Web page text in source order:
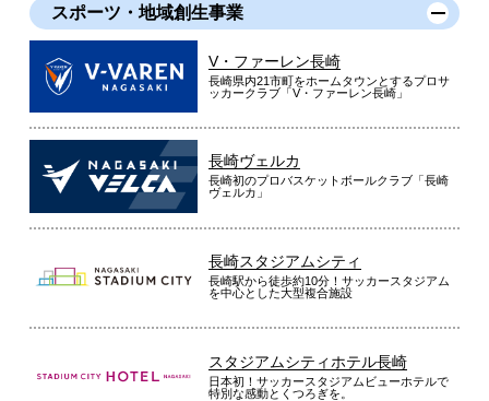
スポーツ・地域創生事業
V・ファーレン長崎
長崎県内21市町をホームタウンとするプロサ
ッカークラブ「V・ファーレン長崎」
長崎ヴェルカ
長崎初のプロバスケットボールクラブ「長崎
ヴェルカ」
長崎スタジアムシティ
長崎駅から徒歩約10分！サッカースタジアム
を中心とした大型複合施設
スタジアムシティホテル長崎
日本初！サッカースタジアムビューホテルで
特別な感動とくつろぎを。